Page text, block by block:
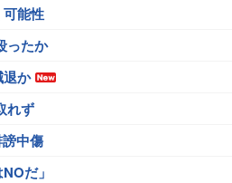
能性
ったか
か
れず
中傷
だ」